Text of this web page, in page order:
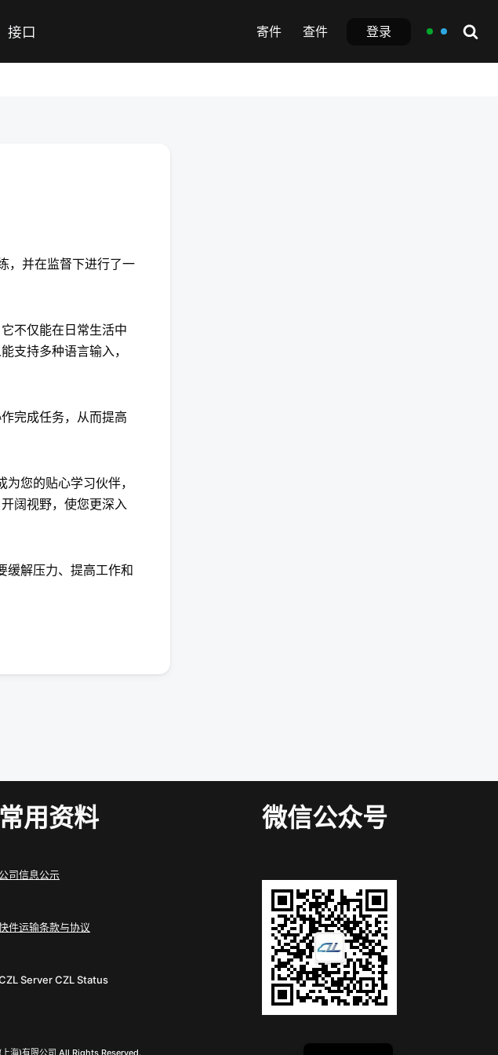
接口 寄件 查件 登录
，并在监督下进行了一
不仅能在日常生活中
支持多种语言输入，
完成任务，从而提高
您的贴心学习伙伴，
阔视野，使您更深入
缓解压力、提高工作和
常用资料
公司信息公示
件运输条款与协议
ServerCZL Status
微信公众号
海)有限公司 All Rights Reserved.